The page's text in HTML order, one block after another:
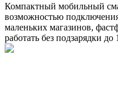
Компактный мобильный
возможностью
маленьких магазинов,
работать без подзарядки